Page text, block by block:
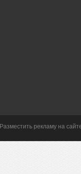
Разместить рекламу на